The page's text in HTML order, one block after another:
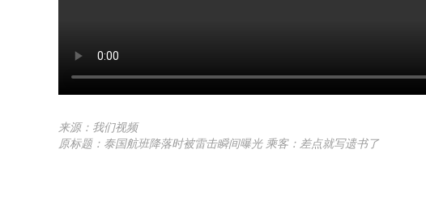
来源：我们视频
原标题：泰国航班降落时被雷击瞬间曝光 乘客：差点就写遗书了